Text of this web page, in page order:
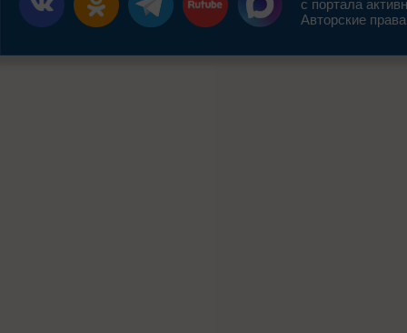
с портала
Авторские